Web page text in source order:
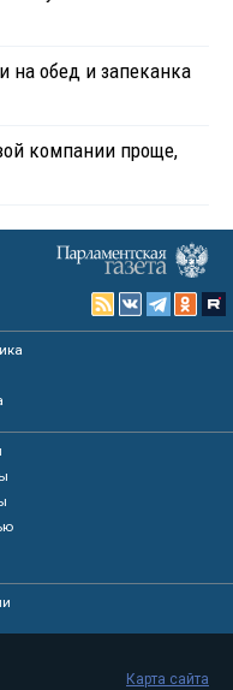
на обед и запеканка
компании проще,
Карта сайта